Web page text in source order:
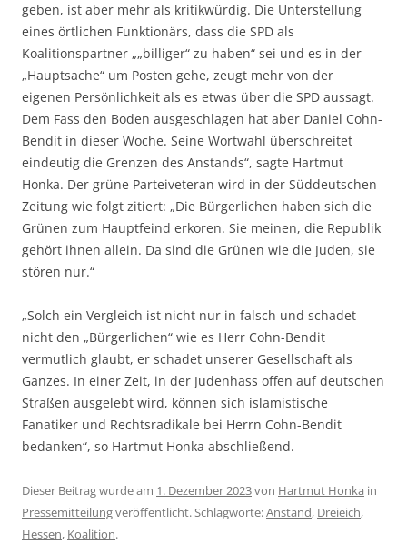
geben, ist aber mehr als kritikwürdig. Die Unterstellung
eines örtlichen Funktionärs, dass die SPD als
Koalitionspartner „„billiger“ zu haben“ sei und es in der
„Hauptsache“ um Posten gehe, zeugt mehr von der
eigenen Persönlichkeit als es etwas über die SPD aussagt.
Dem Fass den Boden ausgeschlagen hat aber Daniel Cohn-
Bendit in dieser Woche. Seine Wortwahl überschreitet
eindeutig die Grenzen des Anstands“, sagte Hartmut
Honka. Der grüne Parteiveteran wird in der Süddeutschen
Zeitung wie folgt zitiert: „Die Bürgerlichen haben sich die
Grünen zum Hauptfeind erkoren. Sie meinen, die Republik
gehört ihnen allein. Da sind die Grünen wie die Juden, sie
stören nur.“
„Solch ein Vergleich ist nicht nur in falsch und schadet
nicht den „Bürgerlichen“ wie es Herr Cohn-Bendit
vermutlich glaubt, er schadet unserer Gesellschaft als
Ganzes. In einer Zeit, in der Judenhass offen auf deutschen
Straßen ausgelebt wird, können sich islamistische
Fanatiker und Rechtsradikale bei Herrn Cohn-Bendit
bedanken“, so Hartmut Honka abschließend.
Dieser Beitrag wurde am 1. Dezember 2023von Hartmut Honka in
Pressemitteilungveröffentlicht. Schlagworte:Anstand, Dreieich,
Hessen, Koalition.